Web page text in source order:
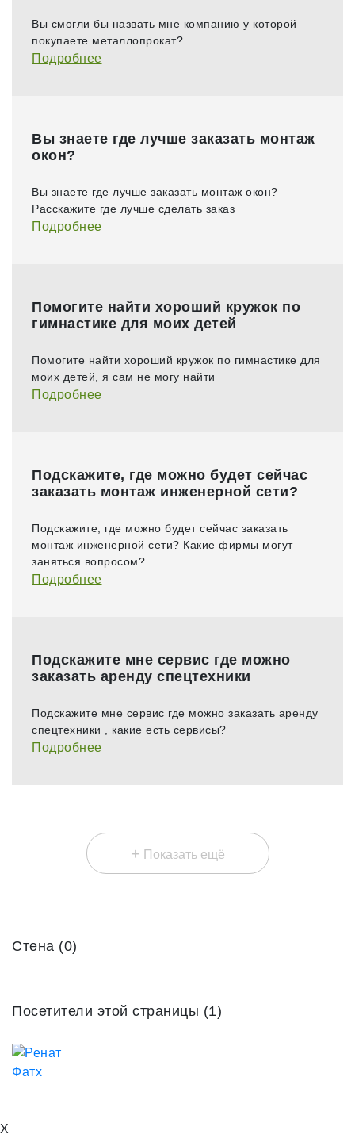
Вы смогли бы назвать мне компанию у которой
покупаете металлопрокат?
Подробнее
Вы знаете где лучше заказать монтаж
окон?
Вы знаете где лучше заказать монтаж окон?
Расскажите где лучше сделать заказ
Подробнее
Помогите найти хороший кружок по
гимнастике для моих детей
Помогите найти хороший кружок по гимнастике для
моих детей, я сам не могу найти
Подробнее
Подскажите, где можно будет сейчас
заказать монтаж инженерной сети?
Подскажите, где можно будет сейчас заказать
монтаж инженерной сети? Какие фирмы могут
заняться вопросом?
Подробнее
Подскажите мне сервис где можно
заказать аренду спецтехники
Подскажите мне сервис где можно заказать аренду
спецтехники , какие есть сервисы?
Подробнее
+ Показать ещё
Стена (0)
Посетители этой страницы (1)
X